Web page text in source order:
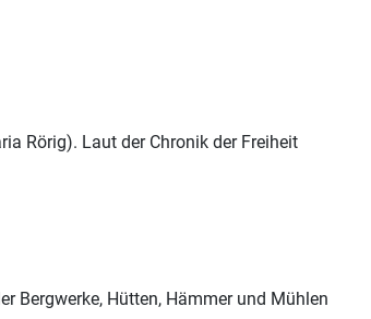
Rörig). Laut der Chronik der Freiheit
Bergwerke, Hütten, Hämmer und Mühlen